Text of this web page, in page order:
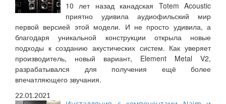
10 лет назад канадская Totem Acoustic
приятно удивила аудиофильский мир
первой версией этой модели. И не просто удивила, а
благодаря уникальной конструкции открыла новые
подходы к созданию акустических систем. Как уверяет
производитель, новый вариант, Element Metal V2,
разрабатывался для получения ещё более
впечатляющего звучания.
22.01.2021